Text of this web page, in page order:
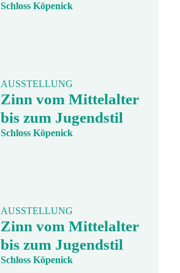
Schloss Köpenick
AUSSTELLUNG
Zinn vom Mittelalter
bis zum Jugendstil
Schloss Köpenick
AUSSTELLUNG
Zinn vom Mittelalter
bis zum Jugendstil
Schloss Köpenick